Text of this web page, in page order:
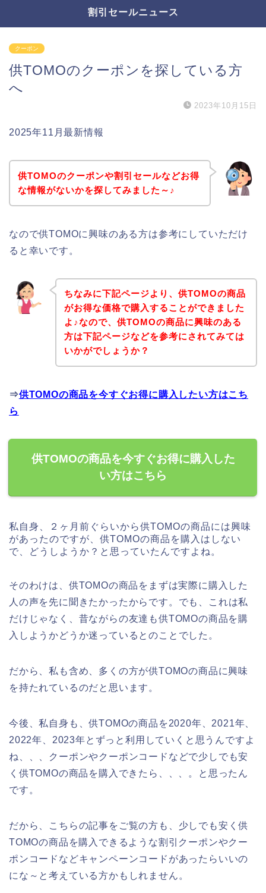
割引セールニュース
クーポン
供TOMOのクーポンを探している方
へ
2023年10月15日
2025年11月最新情報
供TOMOのクーポンや割引セールなどお得
な情報がないかを探してみました～♪
なので供TOMOに興味のある方は参考にしていただけ
ると幸いです。
ちなみに下記ページより、供TOMOの商品
がお得な価格で購入することができました
よ♪なので、供TOMOの商品に興味のある
方は下記ページなどを参考にされてみては
いかがでしょうか？
⇒供TOMOの商品を今すぐお得に購入したい方はこち
ら
供TOMOの商品を今すぐお得に購入した
い方はこちら
私自身、２ヶ月前ぐらいから供TOMOの商品には興味
があったのですが、供TOMOの商品を購入はしない
で、どうしようか？と思っていたんですよね。
そのわけは、供TOMOの商品をまずは実際に購入した
人の声を先に聞きたかったからです。でも、これは私
だけじゃなく、昔ながらの友達も供TOMOの商品を購
入しようかどうか迷っているとのことでした。
だから、私も含め、多くの方が供TOMOの商品に興味
を持たれているのだと思います。
今後、私自身も、供TOMOの商品を2020年、2021年、
2022年、2023年とずっと利用していくと思うんですよ
ね、、、クーポンやクーポンコードなどで少しでも安
く供TOMOの商品を購入できたら、、、。と思ったん
です。
だから、こちらの記事をご覧の方も、少しでも安く供
TOMOの商品を購入できるような割引クーポンやクー
ポンコードなどキャンペーンコードがあったらいいの
にな～と考えている方かもしれません。